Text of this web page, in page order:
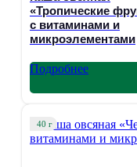
«Тропические
с витаминами и
микроэлементами
Подробнее
40 г